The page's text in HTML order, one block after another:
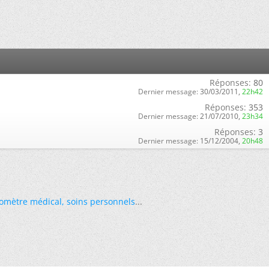
Réponses: 80
Dernier message: 30/03/2011, 22h42
Réponses: 353
Dernier message: 21/07/2010, 23h34
Réponses: 3
Dernier message: 15/12/2004, 20h48
médical,soins personnels...